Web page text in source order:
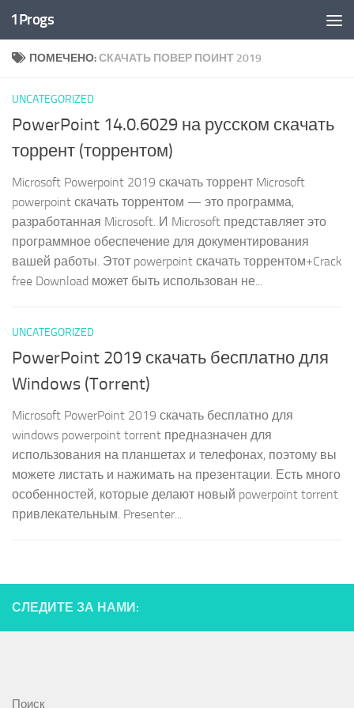
Перейти к содержимому
1Progs
ПОМЕЧЕНО:СКАЧАТЬ ПОВЕР ПОИНТ 2019
UNCATEGORIZED
PowerPoint 14.0.6029 на русском скачать
торрент (торрентом)
Microsoft Powerpoint 2019 скачать торрент Microsoft
powerpoint скачать торрентом — это программа,
разработанная Microsoft. И Microsoft представляет это
программное обеспечение для документирования
вашей работы. Этот powerpoint скачать торрентом+Crack
free Download может быть использован не...
UNCATEGORIZED
PowerPoint 2019 скачать бесплатно для
Windows (Torrent)
Microsoft PowerPoint 2019 скачать бесплатно для
windows powerpoint torrent предназначен для
использования на планшетах и телефонах, поэтому вы
можете листать и нажимать на презентации. Есть много
особенностей, которые делают новый powerpoint torrent
привлекательным. Presenter...
СЛЕДИТЕ ЗА НАМИ:
Поиск